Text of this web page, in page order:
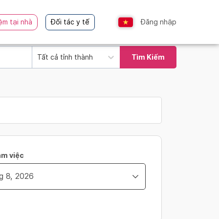
tại nhà Đối tác y tế Đăng nhập
Tất cả tỉnh thành Tìm Kiếm
việc